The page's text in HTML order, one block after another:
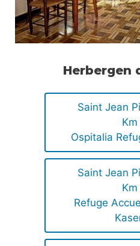
Herbergen
Saint Jean
Ospitalia
Saint Jean
Refuge